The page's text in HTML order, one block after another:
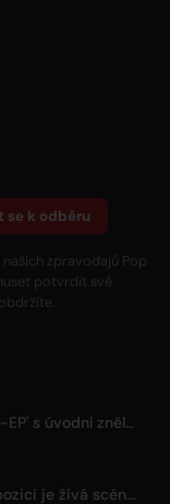
se k odběru
zpravodajů Pop
potvrdit své
BILLY BOO vydává 'Parallel Night-EP' s úvodní znělkou televizního dramatu
BanG Dream! Yume∞Mita: K dispozici je živá scéna z 8. epizody